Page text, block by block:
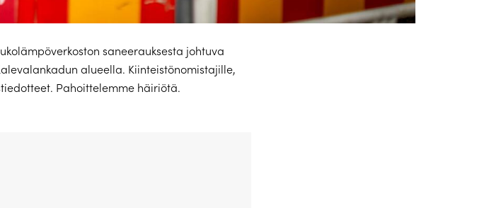
saneerauksesta johtuva
alueella. Kiinteistönomistajille,
Pahoittelemme häiriötä.